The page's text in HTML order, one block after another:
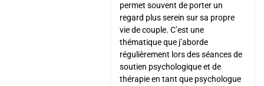
permet souvent de porter un
regard plus serein sur sa propre
vie de couple. C’est une
thématique que j’aborde
régulièrement lors des séances de
soutien psychologique et de
thérapie en tant que psychologue